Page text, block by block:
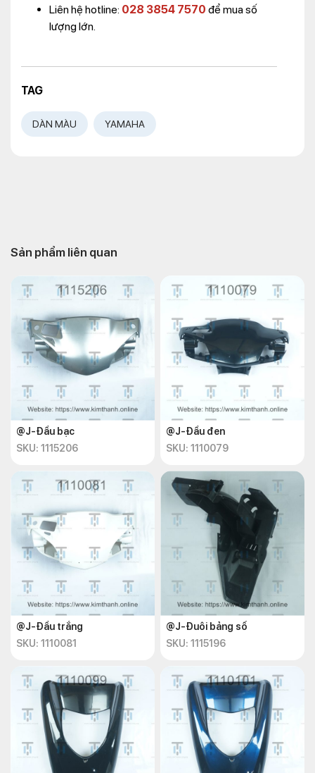
Liên hệ hotline: 028 3854 7570 để mua số
lượng lớn.
TAG
DÀN MÀU YAMAHA
Sản phẩm liên quan
@J-Đầu bạc
SKU: 1115206
@J-Đầu đen
SKU: 1110079
@J-Đầu trắng
SKU: 1110081
@J-Đuôi bảng số
SKU: 1115196